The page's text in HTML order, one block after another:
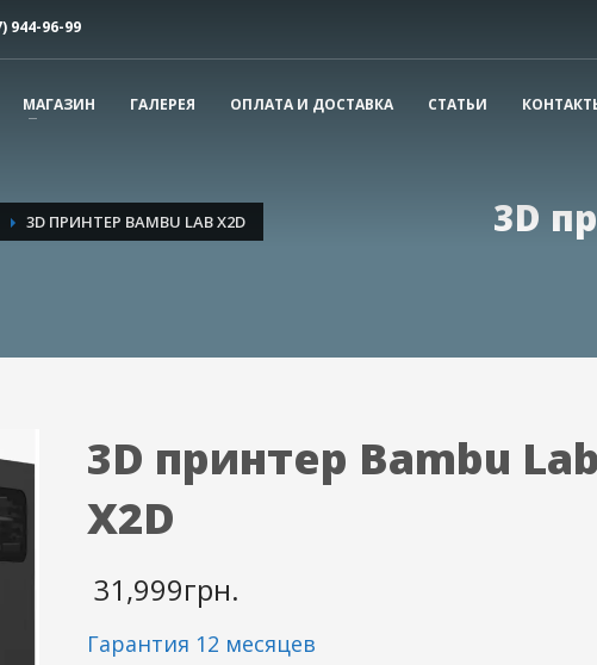
3Д печати. Если у вас остались вопросы, свяжитесь с нами.
944-96-99
МАГАЗИН ГАЛЕРЕЯ ОПЛАТА И ДОСТАВКА СТАТЬИ
3D ПРИНТЕР BAMBU LAB X2D 3D
3D принтер Bambu Lab
X2D
31,999грн.
Гарантия 12 месяцев